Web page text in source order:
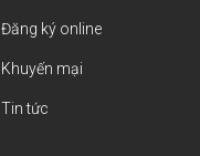
Đăng ký online
Khuyến mại
Tin tức